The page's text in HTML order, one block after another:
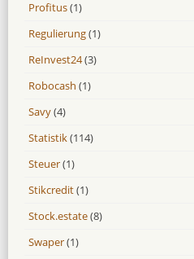
Profitus(1)
Regulierung(1)
ReInvest24(3)
Robocash (1)
Savy(4)
Statistik(114)
Steuer(1)
Stikcredit(1)
Stock.estate(8)
Swaper(1)